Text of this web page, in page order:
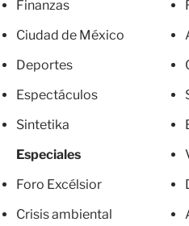
Finanzas
Ciudad de México
Deportes
Espectáculos
Sintetika
Especiales
Foro Excélsior
Crisis ambiental